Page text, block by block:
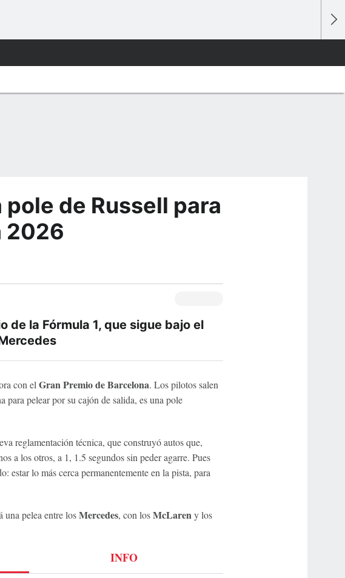
de Russell para
2026
de la Fórmula 1, que sigue bajo el
con el Gran Premio de Barcelona. Los pilotos salen
pelear por su cajón de salida, es una pole
reglamentación técnica, que construyó autos que,
a los otros, a 1, 1.5 segundos sin peder agarre. Pues
estar lo más cerca permanentemente en la pista, para
una pelea entre losMercedes, con losMcLareny los